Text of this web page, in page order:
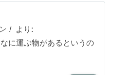
！ より:
に運ぶ物があるというの